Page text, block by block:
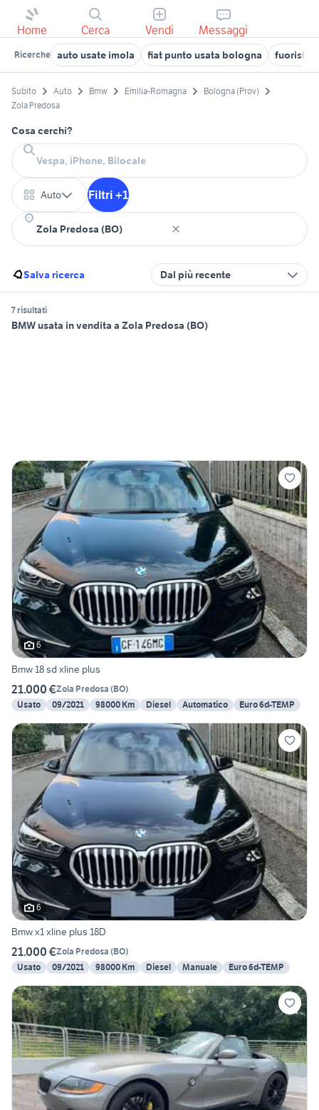
Home Cerca Vendi Messaggi
Ricerche auto usate imola fiat punto usata bologna
Subito Auto Bmw Emilia-Romagna
Bologna (Prov)
Zola Predosa
Cosa cerchi?
Auto Filtri +1
Salva ricerca Dal più recente
7 risultati
BMW usata in vendita a Zola Predosa (BO)
6
Bmw 18 sd xline plus
21.000 €Zola Predosa (BO)
Usato
09/2021 98000 Km Diesel Automatico Euro 6d-TEMP
6
Bmw x1 xline plus 18D
21.000 €Zola Predosa (BO)
Usato
09/2021 98000 Km Diesel Manuale Euro 6d-TEMP